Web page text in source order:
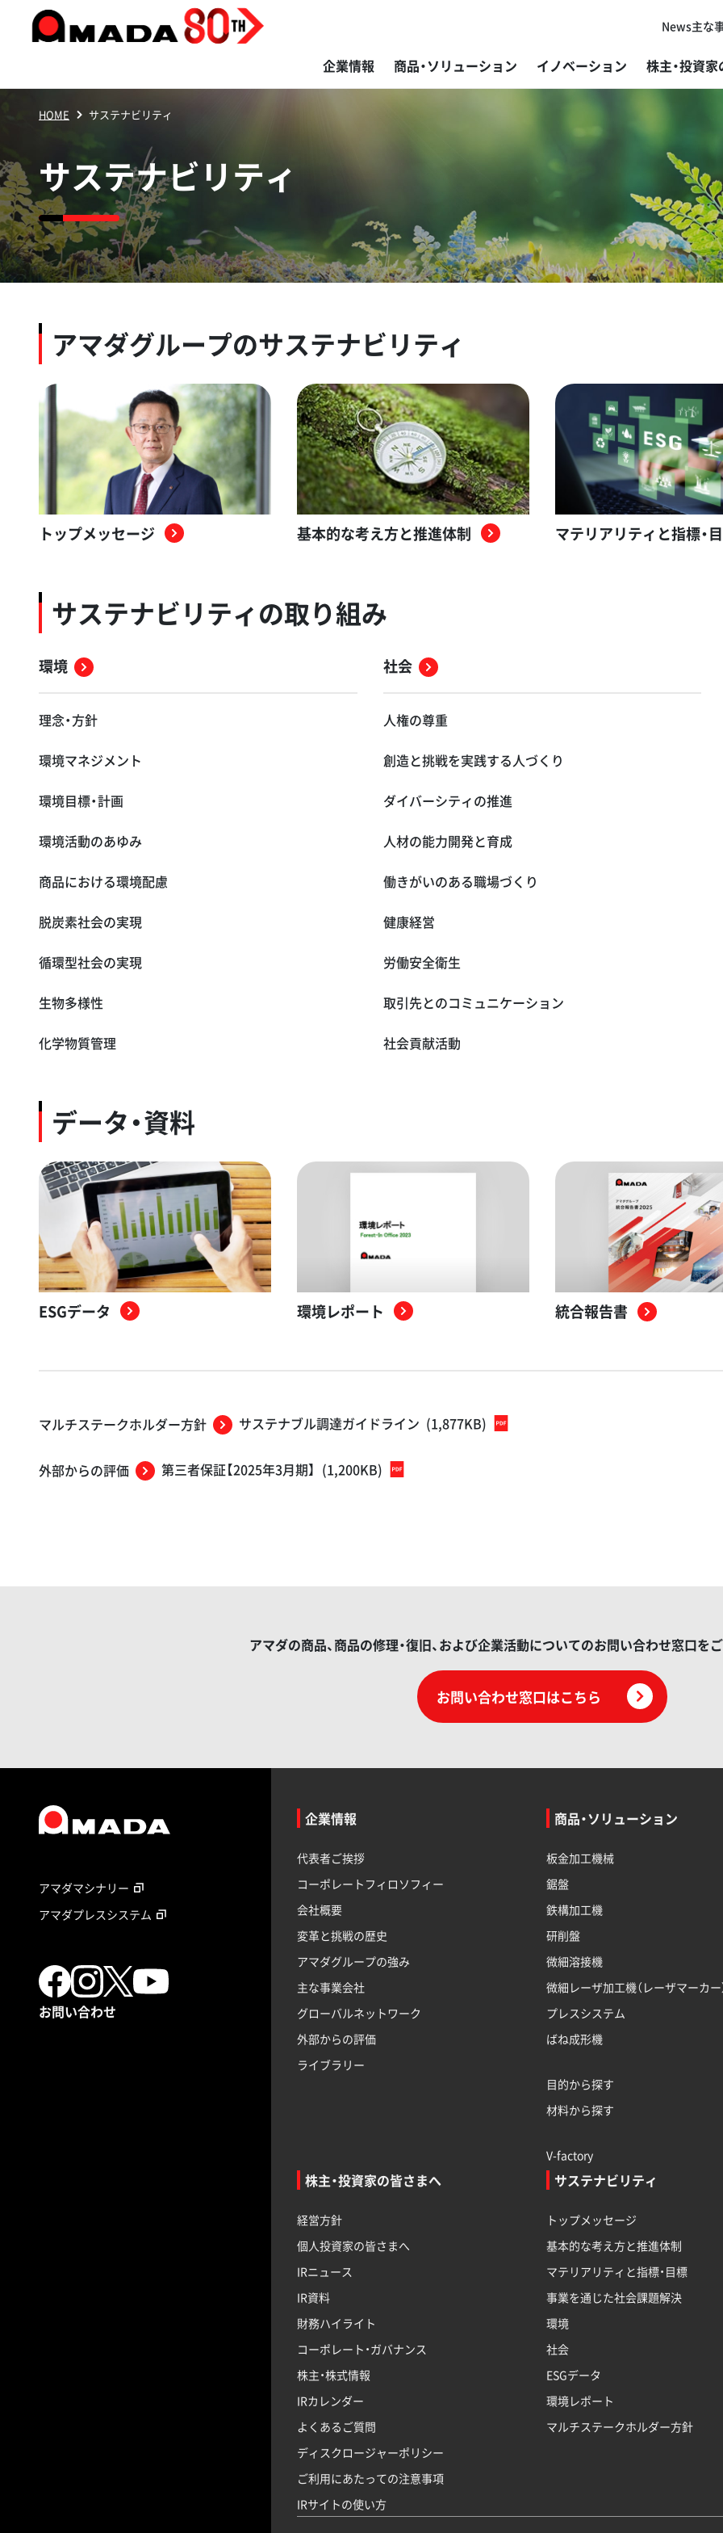
News主な
企業情報
グ
会社概要
外
変革と挑戦の歴史
ラ
商品・ソリューション
商品・ソリューション
ば
鉄構加工機
目
研削盤
材
微細レーザ加工機（レーザマーカー）
イノベーション
イノベーション
開
販売・サービス
ア
DX（デジタルトランスフォーメーション）
ア
株主・投資
皆さまへ
IR
IRニュース
よ
IR資料
デ
コーポレート・ガバナンス
サステナビリティ
マテリアリティと指標・目標
環
事業を通じた社会課題解決
マ
採
HOME サステナビリティ
サステナビリティ
アマダグループのサステナビリティ
トップメッセージ 基本的な考え方と推進体制 マテリアリティと指標・
サステナビリティの取り組み
環境
理念・方針
環境マネジメント
環境目標・計画
環境活動のあゆみ
商品における環境配慮
脱炭素社会の実現
循環型社会の実現
生物多様性
化学物質管理
社会
人権の尊重
創造と挑戦を実践する人づくり
ダイバーシティの推進
人材の能力開発と育成
働きがいのある職場づくり
健康経営
労働安全衛生
取引先とのコミュニケーション
社会貢献活動
データ・資料
ESGデータ 環境レポート 統合報告書
マルチステークホルダー方針​ サステナブル調達ガイドライン (1,877KB)
外部からの評価​ 第三者保証【2025年3月期】 (1,200KB)
アマダの商品、商品の修理・復旧、および企業活動についてのお問い合わせ窓口を
お問い合わせ窓口はこちら
アマダマシナリー
アマダプレスシステム
お問い合わせ
企業情報
代表者ご挨拶
コーポレートフィロソフィー
会社概要
変革と挑戦の歴史
アマダグループの強み
主な事業会社
グローバルネットワーク
外部からの評価
ライブラリー
商品・ソリューション
板金加工機械
鋸盤
鉄構加工機
研削盤
微細溶接機
微細レーザ加工機（レーザマーカー
プレスシステム
ばね成形機
目的から探す
材料から探す
V-factory
株主・投資家の皆さまへ
経営方針
個人投資家の皆さまへ
IRニュース
IR資料
財務ハイライト
コーポレート・ガバナンス
株主・株式情報
IRカレンダー
よくあるご質問
ディスクロージャーポリシー
ご利用にあたっての注意事項
IRサイトの使い方
サステナビリティ
トップメッセージ
基本的な考え方と推進体制
マテリアリティと指標・目標
事業を通じた社会課題解決
環境
社会
ESGデータ
環境レポート
マルチステークホルダー方針